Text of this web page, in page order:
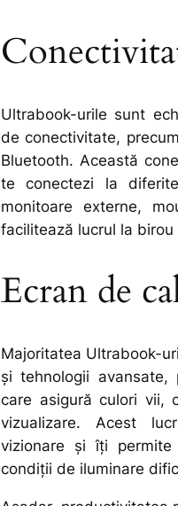
Ultrabook-urile sunt
de conectivitate,
Bluetooth. Această
te conectezi la
monitoare externe,
facilitează lucrul la birou
Ecran de
Majoritatea Ultrabook-
și tehnologii avansate,
care asigură culori vii,
vizualizare. Acest
vizionare și îți
condiții de iluminare